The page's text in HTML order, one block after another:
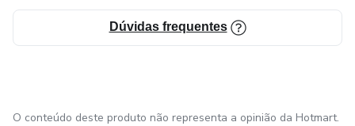
Dúvidas frequentes
O conteúdo deste produto não representa a opinião da Hotmart.